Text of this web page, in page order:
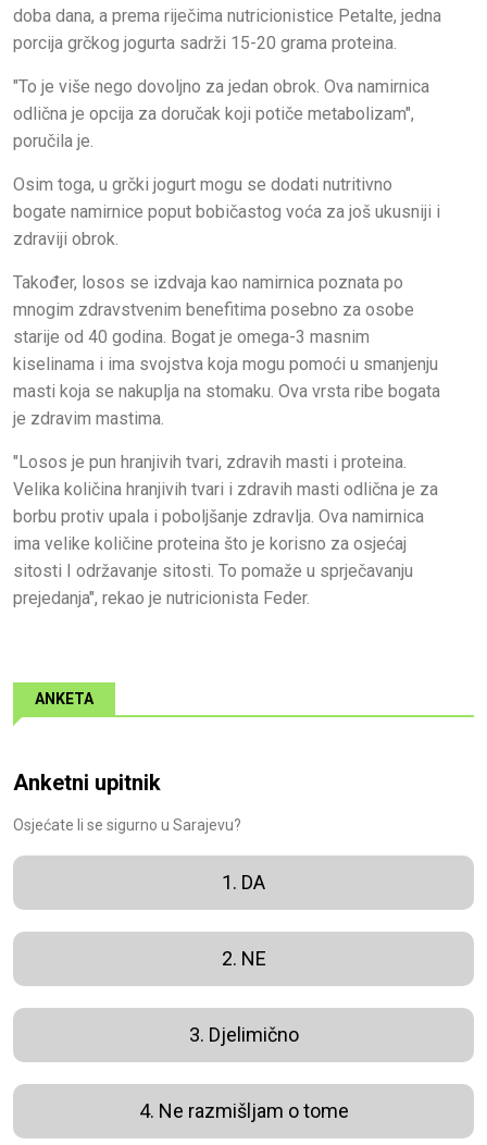
doba dana, a prema riječima nutricionistice Petalte, jedna
porcija grčkog jogurta sadrži 15-20 grama proteina.
"To je više nego dovoljno za jedan obrok. Ova namirnica
odlična je opcija za doručak koji potiče metabolizam",
poručila je.
Osim toga, u grčki jogurt mogu se dodati nutritivno
bogate namirnice poput bobičastog voća za još ukusniji i
zdraviji obrok.
Također, losos se izdvaja kao namirnica poznata po
mnogim zdravstvenim benefitima posebno za osobe
starije od 40 godina. Bogat je omega-3 masnim
kiselinama i ima svojstva koja mogu pomoći u smanjenju
masti koja se nakuplja na stomaku. Ova vrsta ribe bogata
je zdravim mastima.
"Losos je pun hranjivih tvari, zdravih masti i proteina.
Velika količina hranjivih tvari i zdravih masti odlična je za
borbu protiv upala i poboljšanje zdravlja. Ova namirnica
ima velike količine proteina što je korisno za osjećaj
sitosti I održavanje sitosti. To pomaže u sprječavanju
prejedanja", rekao je nutricionista Feder.
ANKETA
Anketni upitnik
Osjećate li se sigurno u Sarajevu?
1. DA
2. NE
3. Djelimično
4. Ne razmišljam o tome